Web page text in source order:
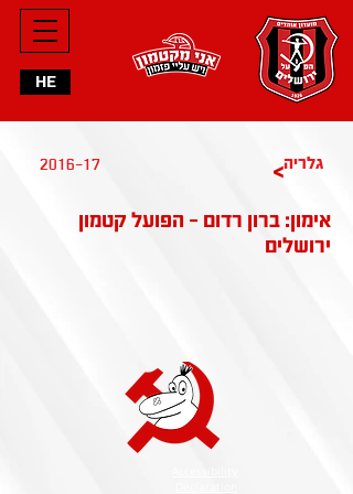
HE
2016-17 >גלריה
אימון: ברון רדום - הפועל קטמון
ירושלים